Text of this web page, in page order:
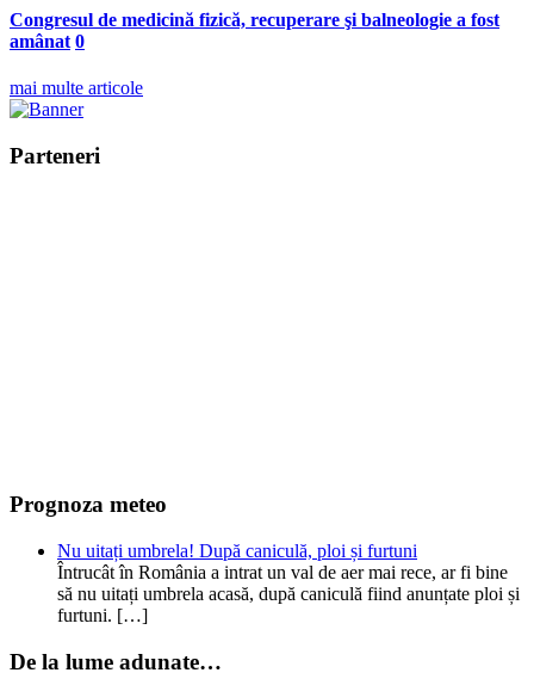
Congresul de medicină fizică, recuperare şi balneologie a fost
amânat 0
mai multe articole
Parteneri
Prognoza meteo
Nu uitați umbrela! După caniculă, ploi și furtuni
Întrucât în România a intrat un val de aer mai rece, ar fi bine
să nu uitați umbrela acasă, după caniculă fiind anunțate ploi și
furtuni. […]
De la lume adunate…